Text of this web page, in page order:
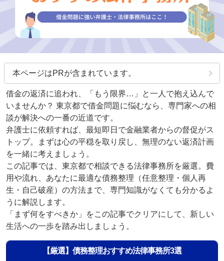
本ページはPRが含まれています。
借金の返済に追われ、「もう限界…」と一人で抱え込んで
いませんか？ 東京都で借金問題に悩むなら、専門家への相
談が解決への一番の近道です。
弁護士に依頼すれば、最短即日で金融業者からの督促がス
トップ。まずは心の平穏を取り戻し、無理のない返済計画
を一緒に考えましょう。
この記事では、東京都で相談できる法律事務所を厳選。費
用や流れ、あなたに最適な債務整理（任意整理・個人再
生・自己破産）の方法まで、専門知識がなくても分かるよ
うに解説します。
「まず何をすべきか」をこの記事でクリアにして、新しい
生活への一歩を踏み出しましょう。
【厳選】債務整理おすすめ法律事務所3選